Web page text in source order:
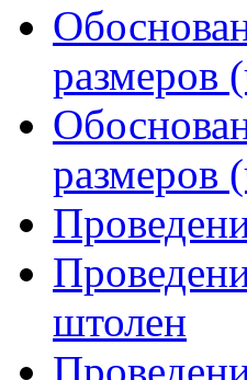
размеров
размеров
штолен